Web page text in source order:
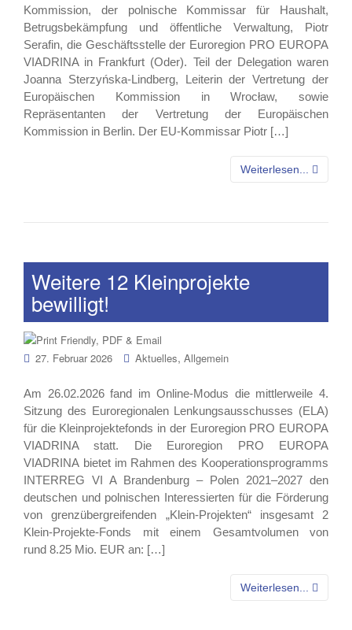
Kommission, der polnische Kommissar für Haushalt,
Betrugsbekämpfung und öffentliche Verwaltung, Piotr
Serafin, die Geschäftsstelle der Euroregion PRO EUROPA
VIADRINA in Frankfurt (Oder). Teil der Delegation waren
Joanna Sterzyńska-Lindberg, Leiterin der Vertretung der
Europäischen Kommission in Wrocław, sowie
Repräsentanten der Vertretung der Europäischen
Kommission in Berlin. Der EU-Kommissar Piotr […]
Weiterlesen...
Weitere 12 Kleinprojekte
bewilligt!
27. Februar 2026 Aktuelles, Allgemein
Am 26.02.2026 fand im Online-Modus die mittlerweile 4.
Sitzung des Euroregionalen Lenkungsausschusses (ELA)
für die Kleinprojektefonds in der Euroregion PRO EUROPA
VIADRINA statt. Die Euroregion PRO EUROPA
VIADRINA bietet im Rahmen des Kooperationsprogramms
INTERREG VI A Brandenburg – Polen 2021–2027 den
deutschen und polnischen Interessierten für die Förderung
von grenzübergreifenden „Klein-Projekten“ insgesamt 2
Klein-Projekte-Fonds mit einem Gesamtvolumen von
rund 8.25 Mio. EUR an: […]
Weiterlesen...